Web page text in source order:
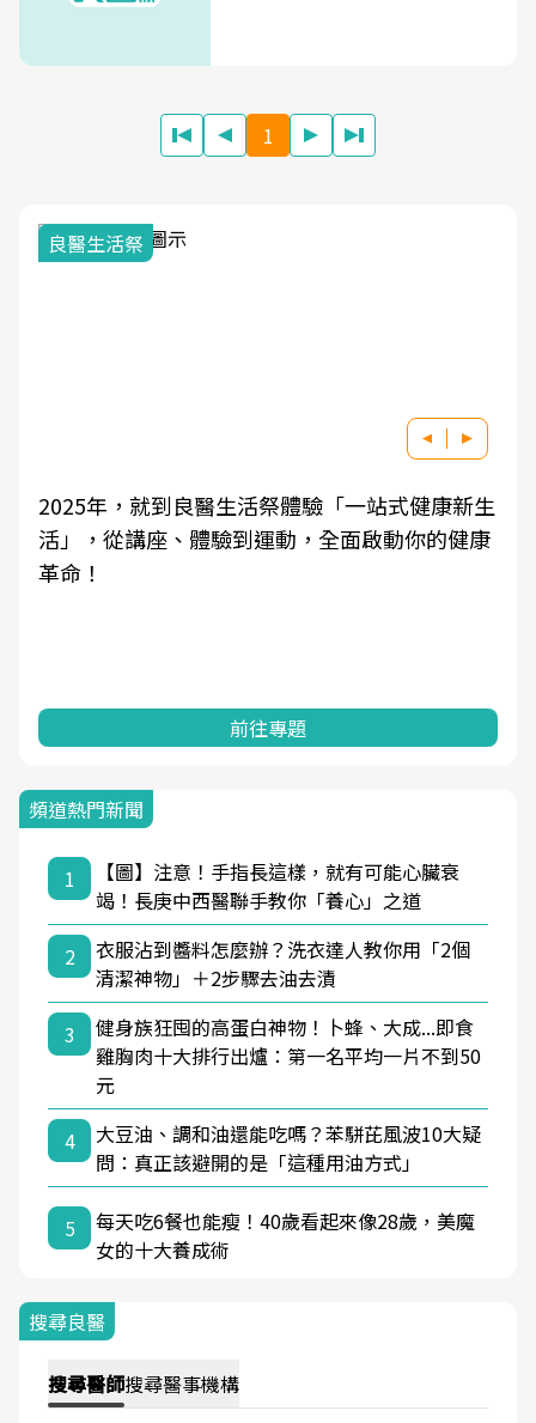
1
我與健康韌性的距離
良醫健康網從「換季的身體變化」出發，透過醫
學觀點與日常感受的對話，建立對亞健康的認
知，進而引導實際的改善行動。
前往專題
頻道熱門新聞
1
【圖】注意！手指長這樣，就有可能心臟衰
竭！長庚中西醫聯手教你「養心」之道
2
衣服沾到醬料怎麼辦？洗衣達人教你用「2個
清潔神物」＋2步驟去油去漬
3
健身族狂囤的高蛋白神物！卜蜂、大成...即食
雞胸肉十大排行出爐：第一名平均一片不到50
元
4
大豆油、調和油還能吃嗎？苯駢芘風波10大疑
問：真正該避開的是「這種用油方式」
5
每天吃6餐也能瘦！40歲看起來像28歲，美魔
女的十大養成術
搜尋良醫
搜尋醫師搜尋醫事機構